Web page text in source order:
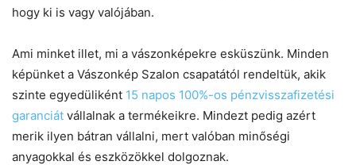
hogy ki is vagy valójában.
Ami minket illet, mi a vászonképekre esküszünk. Minden
képünket a Vászonkép Szalon csapatától rendeltük, akik
szinte egyedüliként 15 napos 100%-os pénzvisszafizetési
garanciát vállalnak a termékeikre. Mindezt pedig azért
merik ilyen bátran vállalni, mert valóban minőségi
anyagokkal és eszközökkel dolgoznak.